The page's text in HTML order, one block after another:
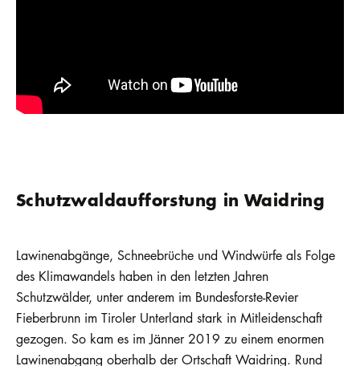
Schutzwaldaufforstung in Waidring
Lawinenabgänge, Schneebrüche und Windwürfe als Folge
des Klimawandels haben in den letzten Jahren
Schutzwälder, unter anderem im Bundesforste-Revier
Fieberbrunn im Tiroler Unterland stark in Mitleidenschaft
gezogen. So kam es im Jänner 2019 zu einem enormen
Lawinenabgang oberhalb der Ortschaft Waidring. Rund